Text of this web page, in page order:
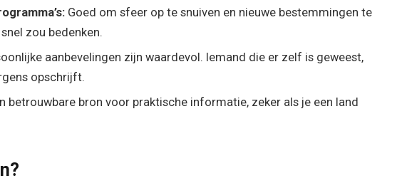
Goed om sfeer op te snuiven en nieuwe bestemmingen te
zou bedenken.
aanbevelingen zijn waardevol. Iemand die er zelf is geweest,
opschrijft.
betrouwbare bron voor praktische informatie, zeker als je een land